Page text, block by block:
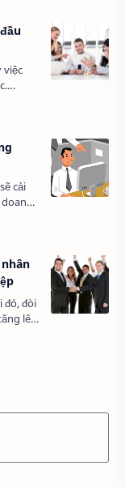
việc
cải
đó, đòi
lên